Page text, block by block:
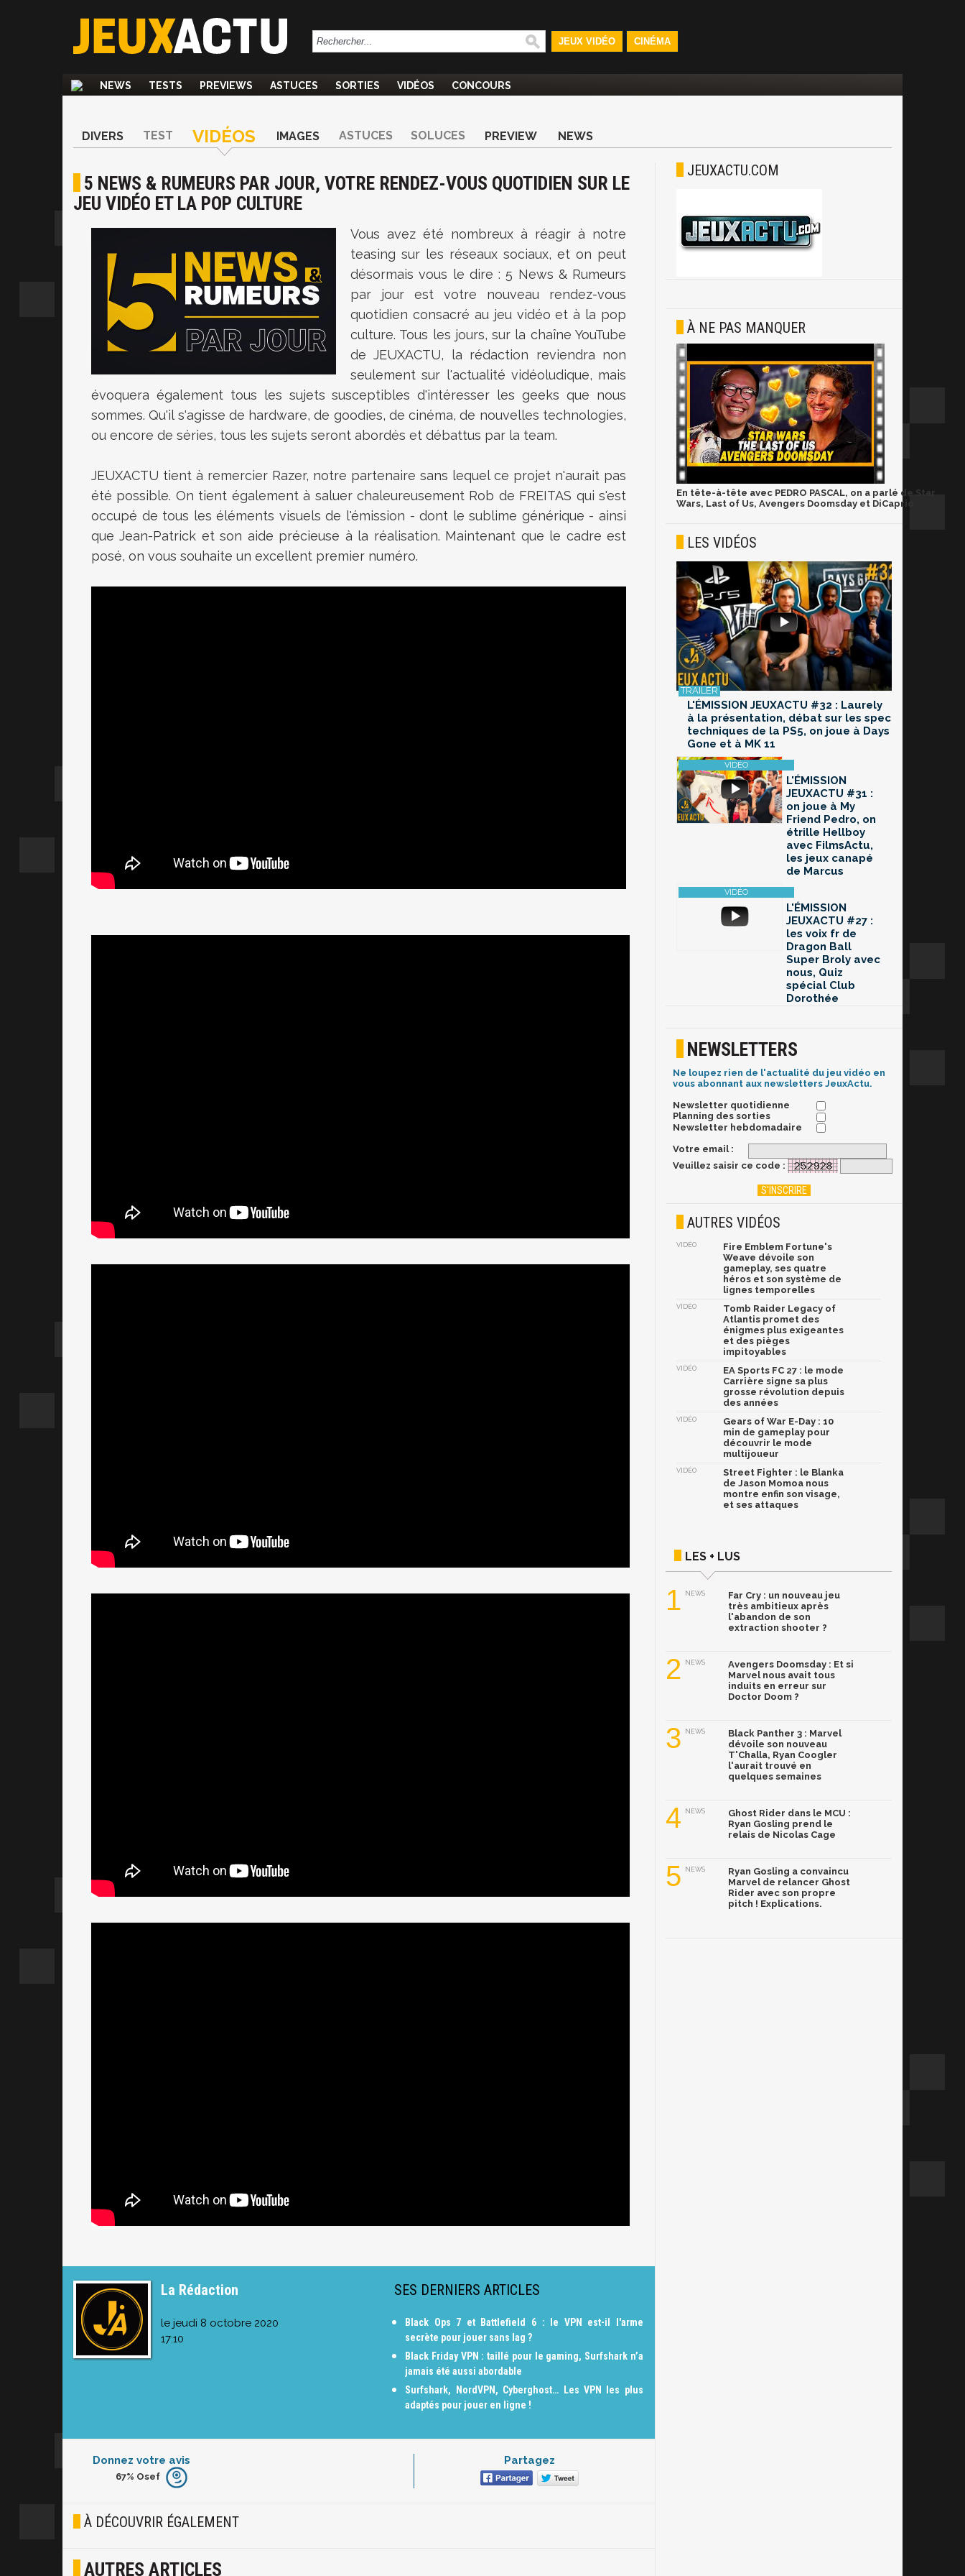
JEUX VIDÉO CINÉMA
NEWS TESTS PREVIEWS ASTUCES SORTIES VIDÉOS CONCOURS
DIVERS TEST VIDÉOS IMAGES ASTUCES SOLUCES PREVIEW NEWS
5 NEWS & RUMEURS PAR JOUR, VOTRE RENDEZ-VOUS QUOTIDIEN SUR LE
JEU VIDÉO ET LA POP CULTURE
Vous avez été nombreux à réagir à notre
teasing sur les réseaux sociaux, et on peut
désormais vous le dire : 5 News & Rumeurs
par jour est votre nouveau rendez-vous
quotidien consacré au jeu vidéo et à la pop
culture. Tous les jours, sur la chaîne YouTube
de JEUXACTU, la rédaction reviendra non
seulement sur l'actualité vidéoludique, mais
évoquera également tous les sujets susceptibles d'intéresser les geeks que nous
sommes. Qu'il s'agisse de hardware, de goodies, de cinéma, de nouvelles technologies,
ou encore de séries, tous les sujets seront abordés et débattus par la team.
JEUXACTU tient à remercier Razer, notre partenaire sans lequel ce projet n'aurait pas
été possible. On tient également à saluer chaleureusement Rob de FREITAS qui s'est
occupé de tous les éléments visuels de l'émission - dont le sublime générique - ainsi
que Jean-Patrick et son aide précieuse à la réalisation. Maintenant que le cadre est
posé, on vous souhaite un excellent premier numéro.
La Rédaction
le jeudi 8 octobre 2020
17:10
SES DERNIERS ARTICLES
Black Ops 7 et Battlefield 6 : le VPN est-il l'arme
secrète pour jouer sans lag ?
Black Friday VPN : taillé pour le gaming, Surfshark n’a
jamais été aussi abordable
Surfshark, NordVPN, Cyberghost… Les VPN les plus
adaptés pour jouer en ligne !
Donnez votre avis
Furieux
Joyeux
67% Osef
Partagez
À DÉCOUVRIR ÉGALEMENT
AUTRES ARTICLES
JEUXACTU.COM
À NE PAS MANQUER
En tête-à-tête avec PEDRO PASCAL, on a parlé de Star
Wars, Last of Us, Avengers Doomsday et DiCaprio
LES VIDÉOS
L'ÉMISSION JEUXACTU #32 : Laurely
à la présentation, débat sur les spec
techniques de la PS5, on joue à Days
Gone et à MK 11
L'ÉMISSION
JEUXACTU #31 :
on joue à My
Friend Pedro, on
étrille Hellboy
avec FilmsActu,
les jeux canapé
de Marcus
L'ÉMISSION
JEUXACTU #27 :
les voix fr de
Dragon Ball
Super Broly avec
nous, Quiz
spécial Club
Dorothée
NEWSLETTERS
Ne loupez rien de l'actualité du jeu vidéo en
vous abonnant aux newsletters JeuxActu.
Newsletter quotidienne
Planning des sorties
Newsletter hebdomadaire
Votre email :
Veuillez saisir ce code :
AUTRES VIDÉOS
VIDÉO
Fire Emblem Fortune's
Weave dévoile son
gameplay, ses quatre
héros et son système de
lignes temporelles
VIDÉO
Tomb Raider Legacy of
Atlantis promet des
énigmes plus exigeantes
et des pièges
impitoyables
VIDÉO
EA Sports FC 27 : le mode
Carrière signe sa plus
grosse révolution depuis
des années
VIDÉO
Gears of War E-Day : 10
min de gameplay pour
découvrir le mode
multijoueur
VIDÉO
Street Fighter : le Blanka
de Jason Momoa nous
montre enfin son visage,
et ses attaques
LES + LUS
1 NEWS
Far Cry : un nouveau jeu
très ambitieux après
l'abandon de son
extraction shooter ?
2 NEWS
Avengers Doomsday : Et si
Marvel nous avait tous
induits en erreur sur
Doctor Doom ?
3 NEWS
Black Panther 3 : Marvel
dévoile son nouveau
T'Challa, Ryan Coogler
l'aurait trouvé en
quelques semaines
4 NEWS
Ghost Rider dans le MCU :
Ryan Gosling prend le
relais de Nicolas Cage
5 NEWS
Ryan Gosling a convaincu
Marvel de relancer Ghost
Rider avec son propre
pitch ! Explications.